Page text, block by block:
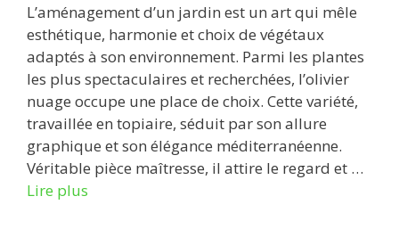
L’aménagement d’un jardin est un art qui mêle
esthétique, harmonie et choix de végétaux
adaptés à son environnement. Parmi les plantes
les plus spectaculaires et recherchées, l’olivier
nuage occupe une place de choix. Cette variété,
travaillée en topiaire, séduit par son allure
graphique et son élégance méditerranéenne.
Véritable pièce maîtresse, il attire le regard et …
Lire plus